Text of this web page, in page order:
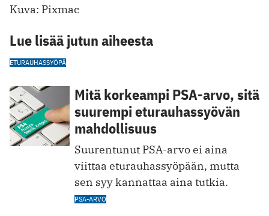
Kuva: Pixmac
Lue lisää jutun aiheesta
ETURAUHASSYÖPÄ
Mitä korkeampi PSA-arvo, sitä
suurempi eturauhassyövän
mahdollisuus
Suurentunut PSA-arvo ei aina
viittaa eturauhassyöpään, mutta
sen syy kannattaa aina tutkia.
PSA-ARVO